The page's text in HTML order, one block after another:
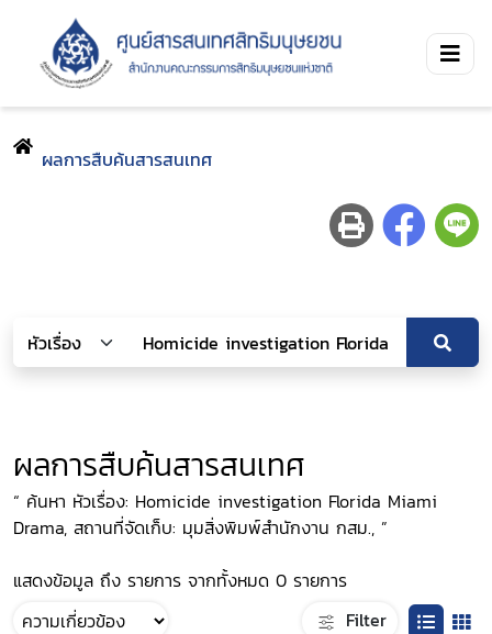
ผลการสืบค้นสารสนเทศ
ผลการสืบค้นสารสนเทศ
“ ค้นหา หัวเรื่อง: Homicide investigation Florida Miami
Drama, สถานที่จัดเก็บ: มุมสิ่งพิมพ์สำนักงาน กสม., ”
แสดงข้อมูล ถึง รายการ จากทั้งหมด 0 รายการ
Filter